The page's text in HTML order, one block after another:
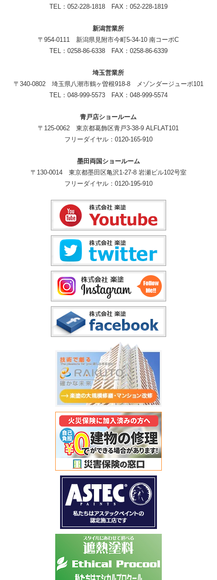
TEL：052-228-1818 FAX：052-228-1819
新潟営業所
〒954-0111 新潟県見附市今町5-34-10 南コーポC
TEL：0258-86-6338 FAX：0258-86-6339
埼玉営業所
〒340-0802 埼玉県八潮市鶴ヶ曽根918-8 メゾンダージューボ101
TEL：048-999-5573 FAX：048-999-5574
青戸店ショールーム
〒125-0062 東京都葛飾区青戸3-38-9 ALFLAT101
フリーダイヤル：0120-165-910
墨田両国ショールーム
〒130-0014 東京都墨田区亀沢1-27-8 岩瀬ビル102号室
フリーダイヤル：0120-195-910